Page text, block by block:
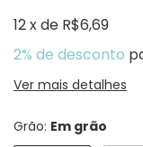
12xde R$6,69
2% de desconto
Ver mais detalhes
Grão: Em grão